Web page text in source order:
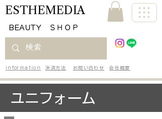
ESTHEMEDIA
​BEAUTY ＳＨＯＰ
information 決済方法 お問い合わせ 会社概要
ユニフォーム